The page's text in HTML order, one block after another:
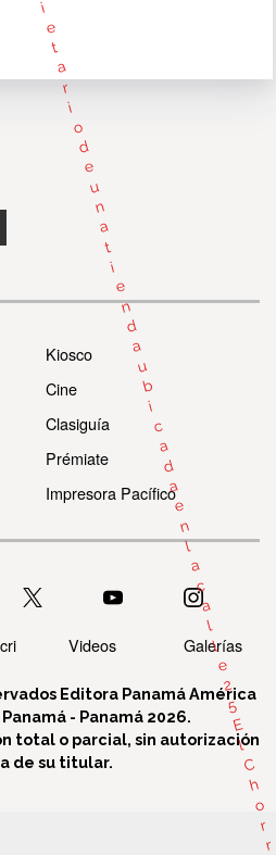
i
e
t
a
r
i
o
d
e
u
n
a
t
i
e
n
d
a
u
b
i
c
a
d
a
e
n
l
a
c
a
l
l
e
2
5
E
l
C
h
o
r
r
Kiosco
Cine
Clasiguía
Prémiate
Impresora Pacífico
Videos Galerías
Editora Panamá América
- Panamá 2026.
total o parcial, sin autorización
de su titular.